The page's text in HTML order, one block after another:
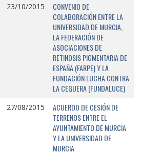
23/10/2015
CONVENIO DE
COLABORACIÓN ENTRE LA
UNIVERSIDAD DE MURCIA,
LA FEDERACIÓN DE
ASOCIACIONES DE
RETINOSIS PIGMENTARIA DE
ESPAÑA (FARPE) Y LA
FUNDACIÓN LUCHA CONTRA
LA CEGUERA (FUNDALUCE)
27/08/2015
ACUERDO DE CESIÓN DE
TERRENOS ENTRE EL
AYUNTAMIENTO DE MURCIA
Y LA UNIVERSIDAD DE
MURCIA